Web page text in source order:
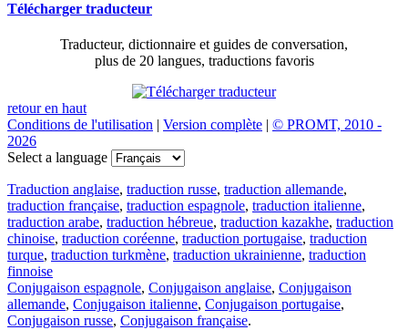
Télécharger traducteur
Traducteur, dictionnaire et guides de conversation,
plus de 20 langues, traductions favoris
retour en haut
Conditions de l'utilisation | Version complète | © PROMT, 2010 -
2026
Select a language
Traduction anglaise, traduction russe, traduction allemande,
traduction française, traduction espagnole, traduction italienne,
traduction arabe, traduction hébreue, traduction kazakhe, traduction
chinoise, traduction coréenne, traduction portugaise, traduction
turque, traduction turkmène, traduction ukrainienne, traduction
finnoise
Conjugaison espagnole, Conjugaison anglaise, Conjugaison
allemande, Conjugaison italienne, Conjugaison portugaise,
Conjugaison russe, Conjugaison française.